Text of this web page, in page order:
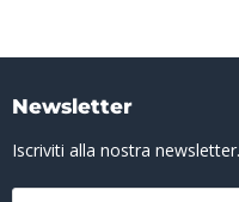
Newsletter
Iscriviti alla nostra newsletter.